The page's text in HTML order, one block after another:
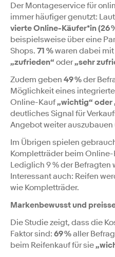
Der Montageservice für
immer häufiger genutzt:
vierte Online-Käufer*in (26
beispielsweise über eine
Shops. 71 %waren dabei
„zufrieden“ oder„sehr
Zudem geben 49 %der
Möglichkeit eines
Online-Kauf„wichtig“ oder
deutliches Signal für
Angebot weiter
Im Übrigen spielen
Kompletträder beim
Lediglich 9 % der Befragten
Interessant auch: Reifen
wie Kompletträder.
Markenbewusst und
Die Studie zeigt, dass die
Faktor sind: 69 %aller
beim Reifenkauf für sie